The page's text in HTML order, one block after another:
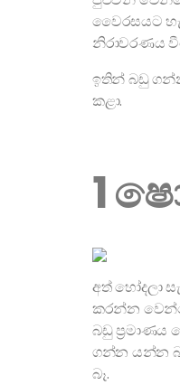
වෛරසයට
නිරාවරණය
ඉතින් බඩු
කළා.
1
අත් හෝදලා
කරන්න
බඩු ප්‍රමාණය
ගන්න යන්න
බෑ.